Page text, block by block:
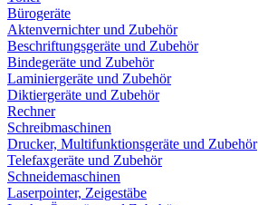
Bürogeräte
Aktenvernichter und Zubehör
Beschriftungsgeräte und Zubehör
Bindegeräte und Zubehör
Laminiergeräte und Zubehör
Diktiergeräte und Zubehör
Rechner
Schreibmaschinen
Drucker, Multifunktionsgeräte und Zubehör
Telefaxgeräte und Zubehör
Schneidemaschinen
Laserpointer, Zeigestäbe